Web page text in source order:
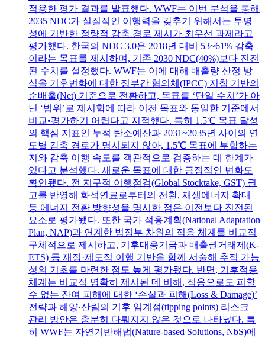
적용한 평가 결과를 발표했다. WWF는 이번 분석을 통해
2035 NDC가 실질적인 이행력을 갖추기 위해서는 투명
성에 기반한 정량적 감축 경로 제시가 최우선 과제라고
평가했다. 한국의 NDC 3.0은 2018년 대비 53~61% 감축
이라는 목표를 제시하며, 기존 2030 NDC(40%)보다 진전
된 수치를 설정했다. WWF는 이에 대해 배출량 산정 방
식을 기후변화에 대한 정부간 협의체(IPCC) 지침 기반의
순배출(Net) 기준으로 전환하고, 목표를 ‘단일 수치’가 아
닌 ‘범위’로 제시함에 따라 이전 목표와 동일한 기준에서
비교•평가하기 어렵다고 지적했다. 특히 1.5℃ 목표 달성
의 핵심 지표인 누적 탄소예산과 2031~2035년 사이의 연
도별 감축 경로가 명시되지 않아, 1.5℃ 목표에 부합하는
지와 감축 이행 속도를 객관적으로 검증하는 데 한계가
있다고 분석했다. 새로운 목표에 대한 긍정적인 변화도
확인됐다. 전 지구적 이행점검(Global Stocktake, GST) 권
고를 반영해 화석연료로부터의 전환, 재생에너지 확대
등 에너지 전환 방향성을 명시한 점은 이전보다 진전된
요소로 평가됐다. 또한 국가 적응계획(National Adaptation
Plan, NAP)과 연계한 범정부 차원의 적응 체계를 비교적
구체적으로 제시하고, 기후대응기금과 배출권거래제(K-
ETS) 등 재정·제도적 이행 기반을 함께 서술해 추적 가능
성의 기초를 마련한 점도 높게 평가됐다. 반면, 기후적응
체계는 비교적 명확히 제시된 데 비해, 적응으로도 피할
수 없는 잔여 피해에 대한 ‘손실과 피해(Loss & Damage)’
전략과 해양·산림의 기후 임계점(tipping points) 리스크
관리 방안은 충분히 다뤄지지 않은 것으로 나타났다. 특
히 WWF는 자연기반해법(Nature-based Solutions, NbS)에